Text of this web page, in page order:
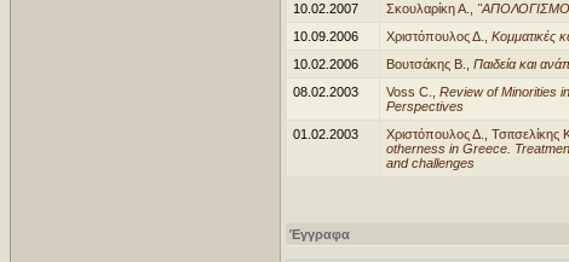
10.02.2007 Σκουλαρίκη Α.,
10.09.2006
Χριστόπουλος Δ., Κομματικές
10.02.2006
Βουτσάκης Β., Παιδεία και
08.02.2003
Voss C., Review of Minorities
Perspectives
01.02.2003 Χριστόπουλος Δ., Τσιτσελίκης
otherness in Greece.
and challenges
Έγγραφα